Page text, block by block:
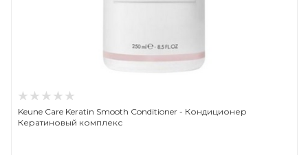
Keune Care Keratin Smooth Conditioner - Кондиционер
Кератиновый комплекс